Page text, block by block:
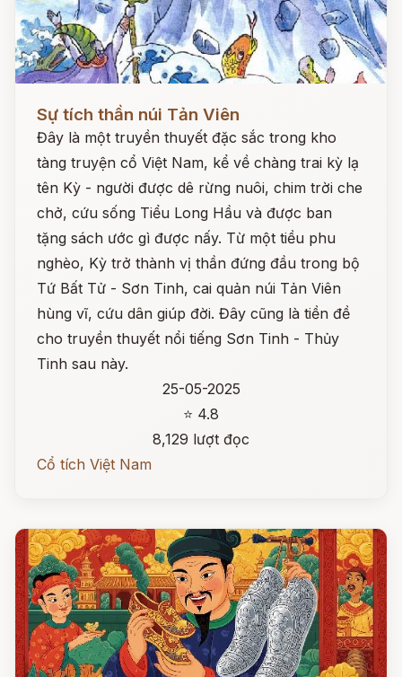
Sự tích thần núi Tản Viên
Đây là một truyền thuyết đặc sắc trong kho
tàng truyện cổ Việt Nam, kể về chàng trai kỳ lạ
tên Kỳ - người được dê rừng nuôi, chim trời che
chở, cứu sống Tiểu Long Hầu và được ban
tặng sách ước gì được nấy. Từ một tiều phu
nghèo, Kỳ trở thành vị thần đứng đầu trong bộ
Tứ Bất Tử - Sơn Tinh, cai quản núi Tản Viên
hùng vĩ, cứu dân giúp đời. Đây cũng là tiền đề
cho truyền thuyết nổi tiếng Sơn Tinh - Thủy
Tinh sau này.
25-05-2025
⭐ 4.8
8,129 lượt đọc
Cổ tích Việt Nam